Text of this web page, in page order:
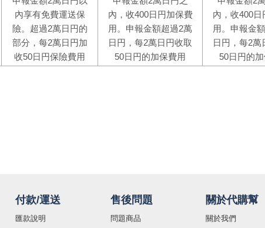
付款/運送
匯款說明
售後問題
問題商品
關於代購幫
關於我們